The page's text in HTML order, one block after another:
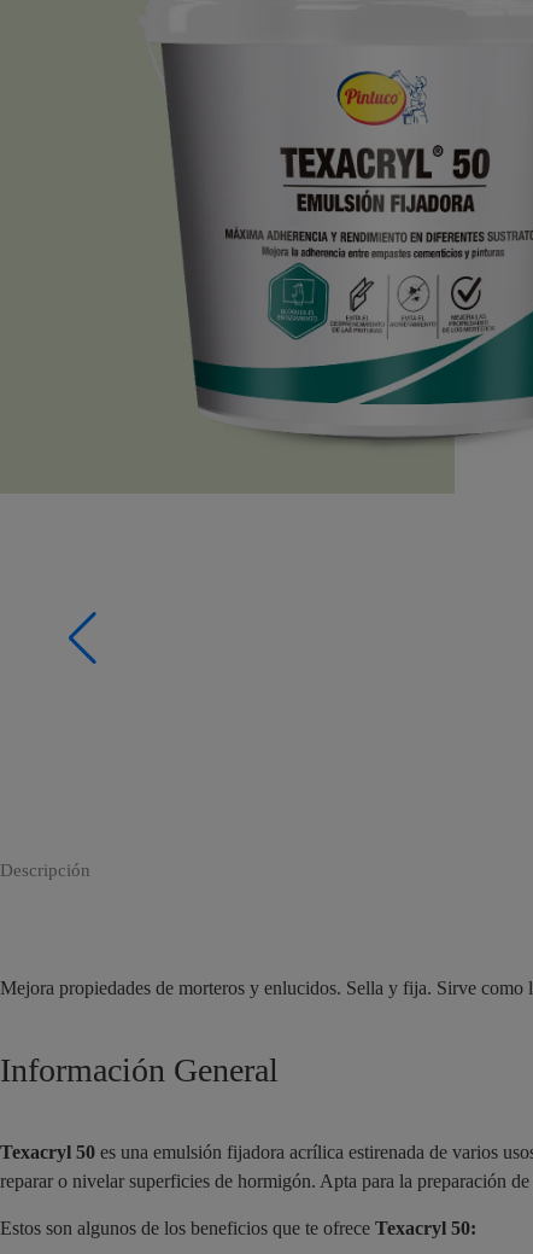
Descripción
Mejora propiedades de morteros y enlucidos. Sella y fija. Sirve como
Información General
Texacryl 50 es una emulsión fijadora acrílica estirenada de varios
reparar o nivelar superficies de hormigón. Apta para la preparación de
Estos son algunos de los beneficios que te ofrece Texacryl 50: